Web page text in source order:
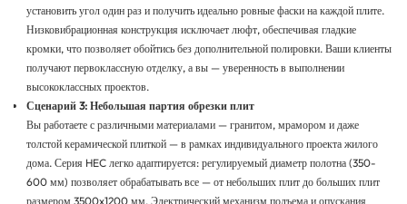
установить угол один раз и получить идеально ровные фаски на каждой плите.
Низковибрационная конструкция исключает люфт, обеспечивая гладкие
кромки, что позволяет обойтись без дополнительной полировки. Ваши клиенты
получают первоклассную отделку, а вы — уверенность в выполнении
высококлассных проектов.
Сценарий 3: Небольшая партия обрезки плит
Вы работаете с различными материалами — гранитом, мрамором и даже
толстой керамической плиткой — в рамках индивидуального проекта жилого
дома. Серия HEC легко адаптируется: регулируемый диаметр полотна (350-
600 мм) позволяет обрабатывать все — от небольших плит до больших плит
размером 3500x1200 мм. Электрический механизм подъема и опускания